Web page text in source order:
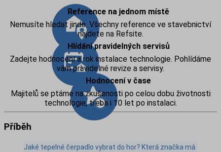
Reference na jednom místě
Nemusíte hledat jinde. Všechny reference ve stavebnictví
najdete na Refsite.
Hlídání pravidelných servisů
Zadejte hodnocení a rok instalace technologie. Pohlídáme
vám pravidelné revize a servisy.
Hodnocení v čase
Majitelů se ptáme na zkušenosti po celou dobu životnosti
technologie, třeba i 10 let po instalaci.
Příběh
Jaké tepelné čerpadlo vybrat do hor? Která značka má